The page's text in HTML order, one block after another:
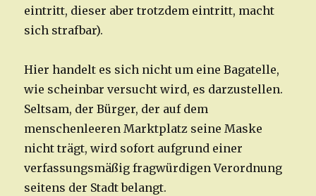
eintritt, dieser aber trotzdem eintritt, macht
sich strafbar).
Hier handelt es sich nicht um eine Bagatelle,
wie scheinbar versucht wird, es darzustellen.
Seltsam, der Bürger, der auf dem
menschenleeren Marktplatz seine Maske
nicht trägt, wird sofort aufgrund einer
verfassungsmäßig fragwürdigen Verordnung
seitens der Stadt belangt.